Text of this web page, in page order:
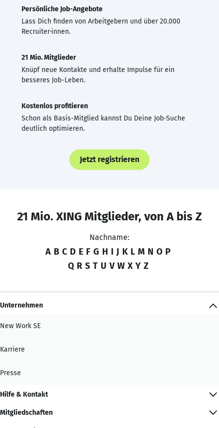
Persönliche Job-Angebote
Lass Dich finden von Arbeitgebern und über 20.000
Recruiter·innen.
21 Mio. Mitglieder
Knüpf neue Kontakte und erhalte Impulse für ein
besseres Job-Leben.
Kostenlos profitieren
Schon als Basis-Mitglied kannst Du Deine Job-Suche
deutlich optimieren.
Jetzt registrieren
21 Mio. XING Mitglieder, von A bis Z
Nachname:
A B C D E F G H I J K L M N O P
Q R S T U V W X Y Z
Unternehmen
New Work SE
Karriere
Presse
Hilfe & Kontakt
Mitgliedschaften